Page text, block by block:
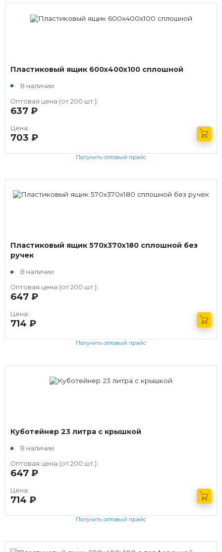
Пластиковый ящик 600х400х100 сплошной
В наличии
Оптовая цена (от 200 шт.):
637
Цена:
703
Получить оптовый прайс
Пластиковый ящик 570х370х180 сплошной без
ручек
В наличии
Оптовая цена (от 200 шт.):
647
Цена:
714
Получить оптовый прайс
Куботейнер 23 литра с крышкой
В наличии
Оптовая цена (от 200 шт.):
647
Цена:
714
Получить оптовый прайс